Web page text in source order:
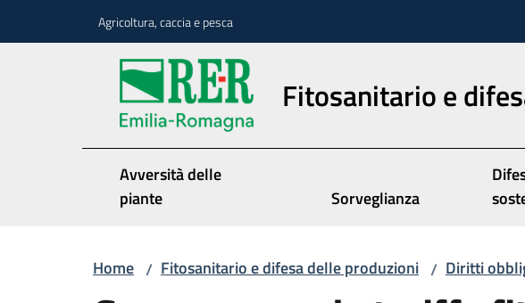
Agricoltura, caccia e pesca
Fitosanitario e
Avversità delle
piante
Sorveglianza
Home / Fitosanitario e difesa delle produzioni / Diritti